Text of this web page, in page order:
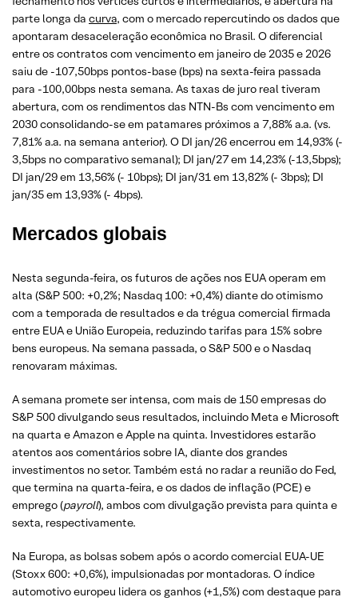
parte longa da curva, com o mercado repercutindo os dados que
apontaram desaceleração econômica no Brasil. O diferencial
entre os contratos com vencimento em janeiro de 2035 e 2026
saiu de -107,50bps pontos-base (bps) na sexta-feira passada
para -100,00bps nesta semana. As taxas de juro real tiveram
abertura, com os rendimentos das NTN-Bs com vencimento em
2030 consolidando-se em patamares próximos a 7,88% a.a. (vs.
7,81% a.a. na semana anterior). O DI jan/26 encerrou em 14,93% (-
3,5bps no comparativo semanal); DI jan/27 em 14,23% (-13,5bps);
DI jan/29 em 13,56% (- 10bps); DI jan/31 em 13,82% (- 3bps); DI
jan/35 em 13,93% (- 4bps).
Mercados globais
Nesta segunda-feira, os futuros de ações nos EUA operam em
alta (S&P 500: +0,2%; Nasdaq 100: +0,4%) diante do otimismo
com a temporada de resultados e da trégua comercial firmada
entre EUA e União Europeia, reduzindo tarifas para 15% sobre
bens europeus. Na semana passada, o S&P 500 e o Nasdaq
renovaram máximas.
A semana promete ser intensa, com mais de 150 empresas do
S&P 500 divulgando seus resultados, incluindo Meta e Microsoft
na quarta e Amazon e Apple na quinta. Investidores estarão
atentos aos comentários sobre IA, diante dos grandes
investimentos no setor. Também está no radar a reunião do Fed,
que termina na quarta-feira, e os dados de inflação (PCE) e
emprego (payroll), ambos com divulgação prevista para quinta e
sexta, respectivamente.
Na Europa, as bolsas sobem após o acordo comercial EUA-UE
(Stoxx 600: +0,6%), impulsionadas por montadoras. O índice
automotivo europeu lidera os ganhos (+1,5%) com destaque para